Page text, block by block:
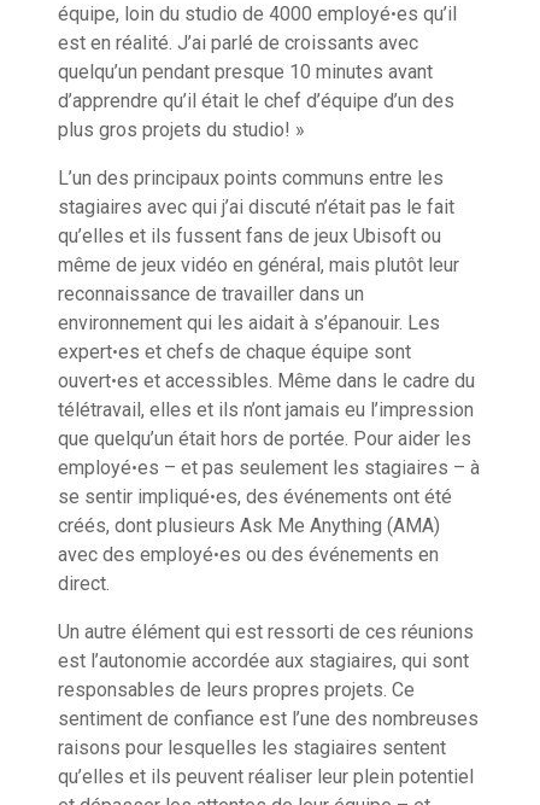
équipe, loin du studio de 4000 employéꞏes qu’il
est en réalité. J’ai parlé de croissants avec
quelqu’un pendant presque 10 minutes avant
d’apprendre qu’il était le chef d’équipe d’un des
plus gros projets du studio! »
L’un des principaux points communs entre les
stagiaires avec qui j’ai discuté n’était pas le fait
qu’elles et ils fussent fans de jeux Ubisoft ou
même de jeux vidéo en général, mais plutôt leur
reconnaissance de travailler dans un
environnement qui les aidait à s’épanouir. Les
expertꞏes et chefs de chaque équipe sont
ouvertꞏes et accessibles. Même dans le cadre du
télétravail, elles et ils n’ont jamais eu l’impression
que quelqu’un était hors de portée. Pour aider les
employéꞏes – et pas seulement les stagiaires – à
se sentir impliquéꞏes, des événements ont été
créés, dont plusieurs Ask Me Anything (AMA)
avec des employéꞏes ou des événements en
direct.
Un autre élément qui est ressorti de ces réunions
est l’autonomie accordée aux stagiaires, qui sont
responsables de leurs propres projets. Ce
sentiment de confiance est l’une des nombreuses
raisons pour lesquelles les stagiaires sentent
qu’elles et ils peuvent réaliser leur plein potentiel